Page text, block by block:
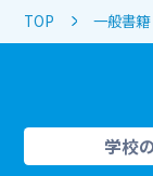
TOP 一般書籍
学校